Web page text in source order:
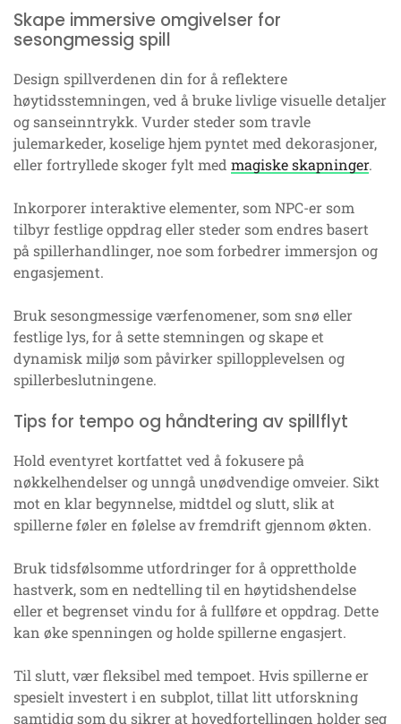
Skape immersive omgivelser for
sesongmessig spill
Design spillverdenen din for å reflektere
høytidsstemningen, ved å bruke livlige visuelle detaljer
og sanseinntrykk. Vurder steder som travle
julemarkeder, koselige hjem pyntet med dekorasjoner,
eller fortryllede skoger fylt med magiske skapninger.
Inkorporer interaktive elementer, som NPC-er som
tilbyr festlige oppdrag eller steder som endres basert
på spillerhandlinger, noe som forbedrer immersjon og
engasjement.
Bruk sesongmessige værfenomener, som snø eller
festlige lys, for å sette stemningen og skape et
dynamisk miljø som påvirker spillopplevelsen og
spillerbeslutningene.
Tips for tempo og håndtering av spillflyt
Hold eventyret kortfattet ved å fokusere på
nøkkelhendelser og unngå unødvendige omveier. Sikt
mot en klar begynnelse, midtdel og slutt, slik at
spillerne føler en følelse av fremdrift gjennom økten.
Bruk tidsfølsomme utfordringer for å opprettholde
hastverk, som en nedtelling til en høytidshendelse
eller et begrenset vindu for å fullføre et oppdrag. Dette
kan øke spenningen og holde spillerne engasjert.
Til slutt, vær fleksibel med tempoet. Hvis spillerne er
spesielt investert i en subplot, tillat litt utforskning
samtidig som du sikrer at hovedfortellingen holder seg